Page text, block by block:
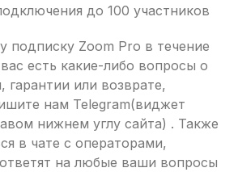
до 100 участников
Zoom Pro в течение
есть какие-либо вопросы о
гарантии или возврате,
нам Telegram(виджет
нижнем углу сайта) . Также
в чате с операторами,
на любые ваши вопросы